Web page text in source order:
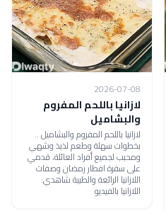
2026-07-08
لازانيا باللحم المفروم
والبشاميل
لازانيا باللحم المفروم والبشاميل ..
بخطوات سهلة وطعم لذيذ وشهي
ومحبب لجميع أفراد العائلة، قدمي
على سفرة افطار رمضان وصفات
اللازانيا الرائعة والطيبة شاهدي:
اللازانيا بالفيديو